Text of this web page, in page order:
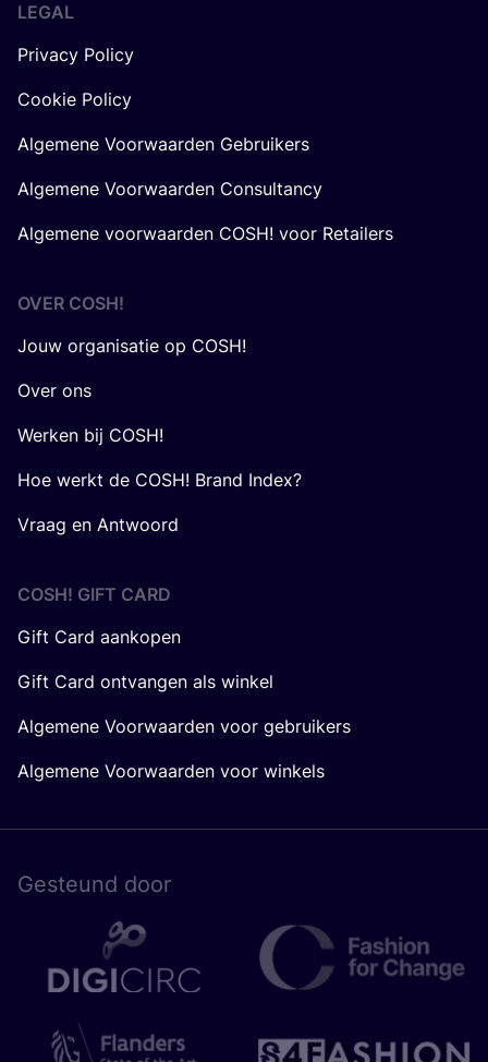
LEGAL
Privacy Policy
Cookie Policy
Algemene Voorwaarden Gebruikers
Algemene Voorwaarden Consultancy
Algemene voorwaarden COSH! voor Retailers
OVER COSH!
Jouw organisatie op COSH!
Over ons
Werken bij COSH!
Hoe werkt de COSH! Brand Index?
Vraag en Antwoord
COSH! GIFT CARD
Gift Card aankopen
Gift Card ontvangen als winkel
Algemene Voorwaarden voor gebruikers
Algemene Voorwaarden voor winkels
Gesteund door